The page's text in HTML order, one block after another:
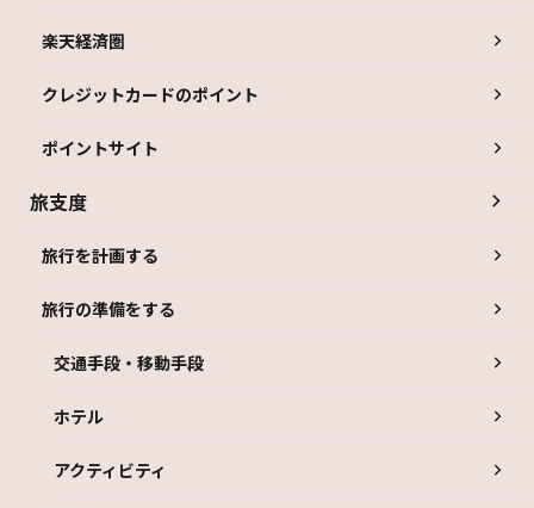
楽天経済圏
クレジットカードのポイント
ポイントサイト
旅支度
旅行を計画する
旅行の準備をする
交通手段・移動手段
ホテル
アクティビティ